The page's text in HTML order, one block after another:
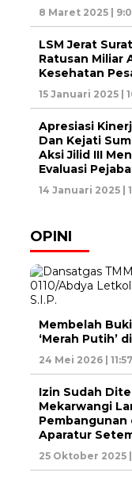
8 Maret 2025 |
LSM Jerat
Ratusan Miliar
Kesehatan
15 Januari 2025 |
Apresiasi
Dan Kejati
Aksi Jilid III
Evaluasi
14 Januari 2025 |
OPINI
Membelah
‘Merah Putih’
24 Mei 2026 |
Izin Sudah
Mekarwangi
Aparatur
25 Oktober 2025